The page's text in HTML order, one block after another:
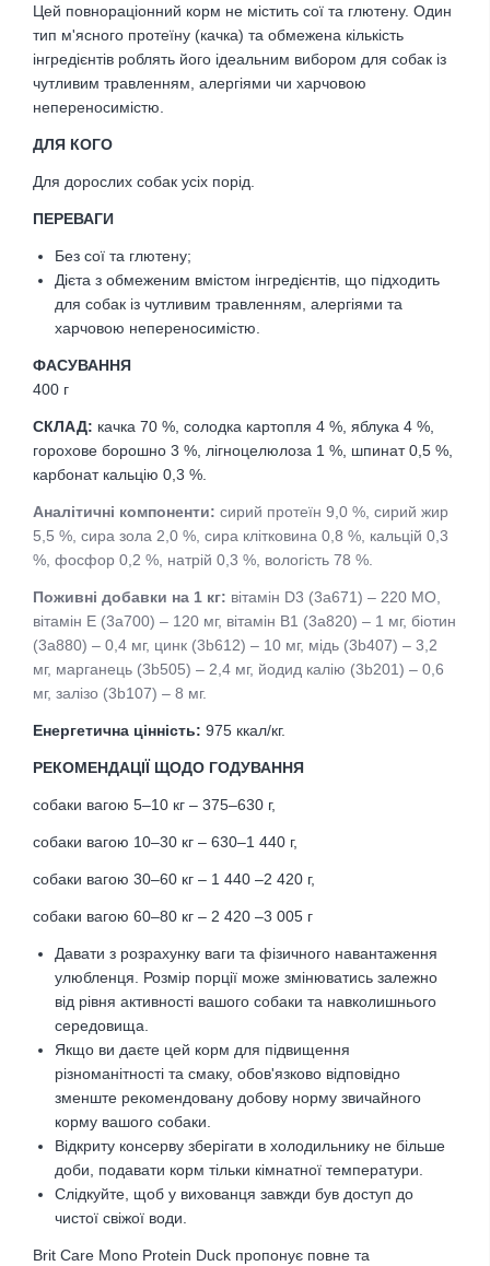
Цей повнораціонний корм не містить сої та глютену. Один
тип м'ясного протеїну (качка) та обмежена кількість
інгредієнтів роблять його ідеальним вибором для собак із
чутливим травленням, алергіями чи харчовою
непереносимістю.
ДЛЯ КОГО
Для дорослих собак усіх порід.
ПЕРЕВАГИ
Без сої та глютену;
Дієта з обмеженим вмістом інгредієнтів, що підходить
для собак із чутливим травленням, алергіями та
харчовою непереносимістю.
ФАСУВАННЯ
400 г
СКЛАД: качка 70 %, солодка картопля 4 %, яблука 4 %,
горохове борошно 3 %, лігноцелюлоза 1 %, шпинат 0,5 %,
карбонат кальцію 0,3 %.
Аналітичні компоненти: сирий протеїн 9,0 %, сирий жир
5,5 %, сира зола 2,0 %, сира клітковина 0,8 %, кальцій 0,3
%, фосфор 0,2 %, натрій 0,3 %, вологість 78 %.
Поживні добавки на 1 кг: вітамін D3 (3a671) – 220 МО,
вітамін Е (3a700) – 120 мг, вітамін B1 (3a820) – 1 мг, біотин
(3a880) – 0,4 мг, цинк (3b612) – 10 мг, мідь (3b407) – 3,2
мг, марганець (3b505) – 2,4 мг, йодид калію (3b201) – 0,6
мг, залізо (3b107) – 8 мг.
Енергетична цінність: 975 ккал/кг.
РЕКОМЕНДАЦІЇ ЩОДО ГОДУВАННЯ
собаки вагою 5–10 кг – 375–630 г,
собаки вагою 10–30 кг – 630–1 440 г,
собаки вагою 30–60 кг – 1 440 –2 420 г,
собаки вагою 60–80 кг – 2 420 –3 005 г
Давати з розрахунку ваги та фізичного навантаження
улюбленця. Розмір порції може змінюватись залежно
від рівня активності вашого собаки та навколишнього
середовища.
Якщо ви даєте цей корм для підвищення
різноманітності та смаку, обов'язково відповідно
зменште рекомендовану добову норму звичайного
корму вашого собаки.
Відкриту консерву зберігати в холодильнику не більше
доби, подавати корм тільки кімнатної температури.
Слідкуйте, щоб у вихованця завжди був доступ до
чистої свіжої води.
Brit Care Mono Protein Duck пропонує повне та